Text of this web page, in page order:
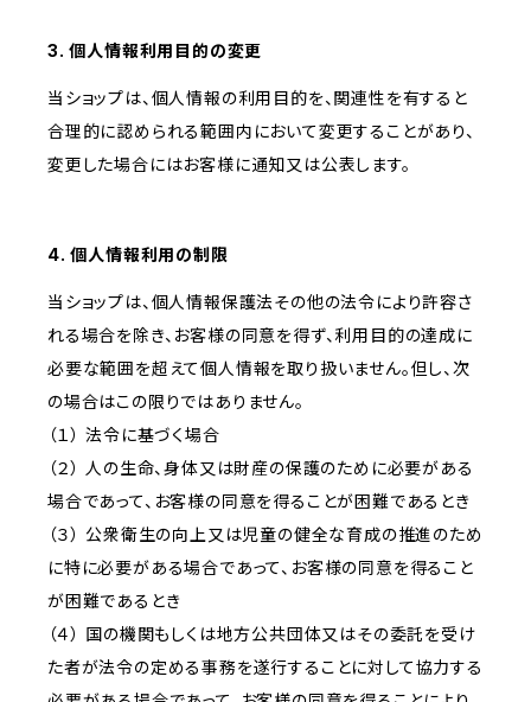
3. 個人情報利用目的の変更
当ショップは、個人情報の利用目的を、関連性を有すると
合理的に認められる範囲内において変更することがあり、
変更した場合にはお客様に通知又は公表します。
4. 個人情報利用の制限
当ショップは、個人情報保護法その他の法令により許容さ
れる場合を除き、お客様の同意を得ず、利用目的の達成に
必要な範囲を超えて個人情報を取り扱いません。但し、次
の場合はこの限りではありません。
（１） 法令に基づく場合
（２） 人の生命、身体又は財産の保護のために必要がある
場合であって、お客様の同意を得ることが困難であるとき
（３） 公衆衛生の向上又は児童の健全な育成の推進のため
に特に必要がある場合であって、お客様の同意を得ること
が困難であるとき
（４） 国の機関もしくは地方公共団体又はその委託を受け
た者が法令の定める事務を遂行することに対して協力する